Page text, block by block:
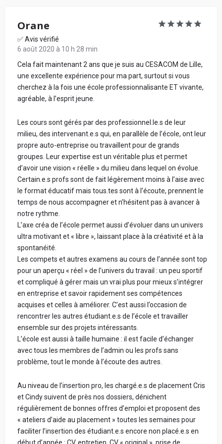
Orane
✅ Avis vérifié
6 août 2020 à 10 h 28 min
Cela fait maintenant 2 ans que je suis au CESACOM de Lille,
une excellente expérience pour ma part, surtout si vous
cherchez à la fois une école professionnalisante ET vivante,
agréable, à l’esprit jeune.
Les cours sont gérés par des professionnel.le.s de leur
milieu, des intervenant.e.s qui, en parallèle de l’école, ont leur
propre auto-entreprise ou travaillent pour de grands
groupes. Leur expertise est un véritable plus et permet
d’avoir une vision « réelle » du milieu dans lequel on évolue.
Certain.e.s profs sont de fait légèrement moins à l’aise avec
le format éducatif mais tous.tes sont à l’écoute, prennent le
temps de nous accompagner et n’hésitent pas à avancer à
notre rythme.
L’axe créa de l’école permet aussi d’évoluer dans un univers
ultra motivant et « libre », laissant place à la créativité et à la
spontanéité.
Les compets et autres examens au cours de l’année sont top
pour un aperçu « réel » de l’univers du travail : un peu sportif
et compliqué à gérer mais un vrai plus pour mieux s’intégrer
en entreprise et savoir rapidement ses compétences
acquises et celles à améliorer. C’est aussi l’occasion de
rencontrer les autres étudiant.e.s de l’école et travailler
ensemble sur des projets intéressants.
L’école est aussi à taille humaine : il est facile d’échanger
avec tous les membres de l’admin ou les profs sans
problème, tout le monde à l’écoute des autres.
Au niveau de l’insertion pro, les chargé.e.s de placement Cris
et Cindy suivent de près nos dossiers, dénichent
régulièrement de bonnes offres d’emploi et proposent des
« ateliers d’aide au placement » toutes les semaines pour
faciliter l’insertion des étudiant.e.s encore non placé.e.s en
Votre retour d'expérience au sein de l'école, en
détaillant chacune de vos notes données ci-
dessus, pour conseiller les futurs étudiants :
En soumettant mon avis, j'accepte les conditions